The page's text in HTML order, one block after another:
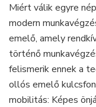
Miért válik egyre
modern
emelő, amely
történő
felismerik ennek a
ollós emelő
mobilitás: Képes